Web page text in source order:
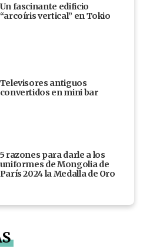
Un fascinante edificio
“arcoíris vertical” en Tokio
Televisores antiguos
convertidos en mini bar
5 razones para darle a los
uniformes de Mongolia de
París 2024 la Medalla de Oro